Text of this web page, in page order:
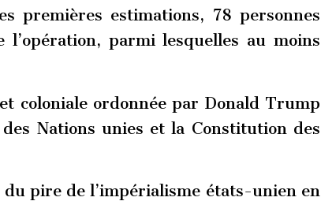
premières estimations, 78 personnes
parmi lesquelles au moins
coloniale ordonnée par Donald Trump
Nations unies et la Constitution des
pire de l’impérialisme états-unien en